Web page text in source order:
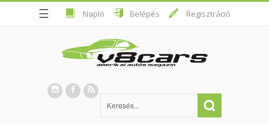
☰ Napló Belépés Regisztráció